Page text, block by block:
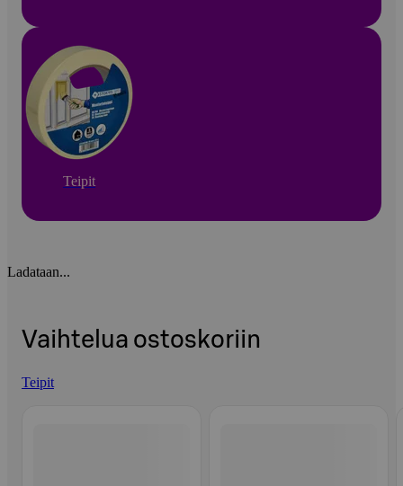
Teipit
Ladataan...
Vaihtelua ostoskoriin
Teipit